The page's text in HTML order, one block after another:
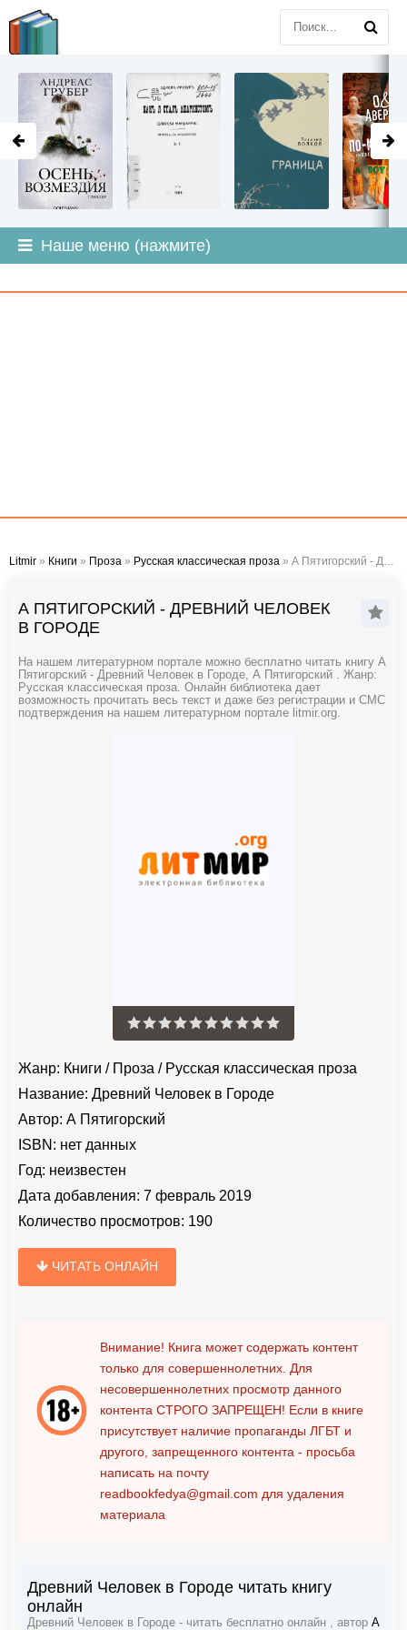
Наше меню (нажмите)
Litmir » Книги » Проза » Русская классическая проза » А Пятигорский - Древний Человек в Городе
А ПЯТИГОРСКИЙ - ДРЕВНИЙ ЧЕЛОВЕК
В ГОРОДЕ
На нашем литературном портале можно бесплатно читать книгу А
Пятигорский - Древний Человек в Городе, А Пятигорский . Жанр:
Русская классическая проза. Онлайн библиотека дает
возможность прочитать весь текст и даже без регистрации и СМС
подтверждения на нашем литературном портале litmir.org.
Жанр: Книги / Проза / Русская классическая проза
Название: Древний Человек в Городе
Автор: А Пятигорский
ISBN: нет данных
Год: неизвестен
Дата добавления: 7 февраль 2019
Количество просмотров: 190
ЧИТАТЬ ОНЛАЙН
Внимание! Книга может содержать контент
только для совершеннолетних. Для
несовершеннолетних просмотр данного
контента СТРОГО ЗАПРЕЩЕН! Если в книге
присутствует наличие пропаганды ЛГБТ и
другого, запрещенного контента - просьба
написать на почту
readbookfedya@gmail.com для удаления
материала
Древний Человек в Городе читать книгу
онлайн
Древний Человек в Городе - читать бесплатно онлайн , автор А
LITMIR.ORG